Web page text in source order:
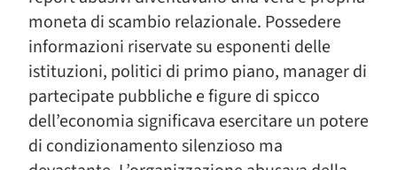
moneta di scambio relazionale. Possedere
informazioni riservate su esponenti delle
istituzioni, politici di primo piano, manager di
partecipate pubbliche e figure di spicco
dell’economia significava esercitare un potere
di condizionamento silenzioso ma